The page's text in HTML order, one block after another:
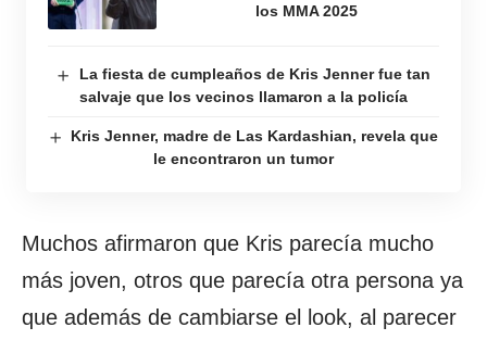
los MMA 2025
La fiesta de cumpleaños de Kris Jenner fue tan
salvaje que los vecinos llamaron a la policía
Kris Jenner, madre de Las Kardashian, revela que
le encontraron un tumor
Muchos afirmaron que Kris parecía mucho
más joven, otros que parecía otra persona ya
que además de cambiarse el look, al parecer